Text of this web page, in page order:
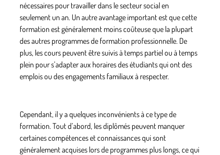
nécessaires pour travailler dans le secteur social en
seulement un an. Un autre avantage important est que cette
formation est généralement moins coûteuse que la plupart
des autres programmes de formation professionnelle. De
plus, les cours peuvent être suivis à temps partiel ou à temps
plein pour s’adapter aux horaires des étudiants qui ont des
emplois ou des engagements familiaux à respecter.
Cependant, il y a quelques inconvénients à ce type de
formation. Tout d’abord, les diplômés peuvent manquer
certaines compétences et connaissances qui sont
généralement acquises lors de programmes plus longs, ce qui